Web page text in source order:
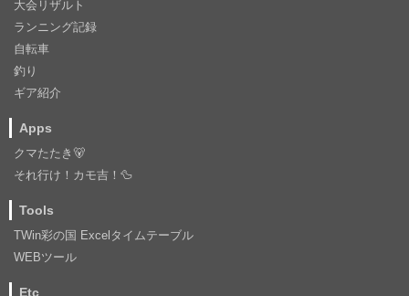
大会リザルト
ランニング記録
自転車
釣り
ギア紹介
Apps
クマたたき🐻
それ行け！カモ吉！🦆
Tools
TWin彩の国 Excelタイムテーブル
WEBツール
Etc